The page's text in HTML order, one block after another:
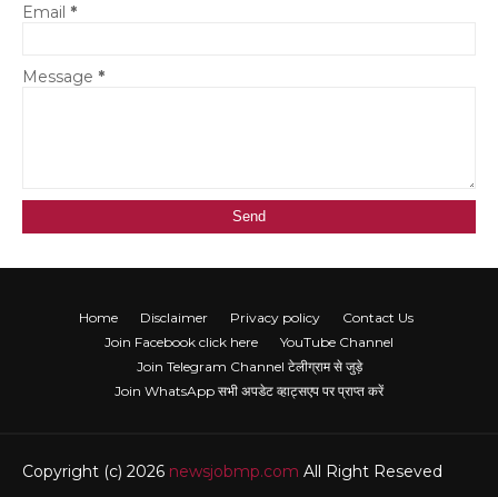
Email *
Message *
Home Disclaimer Privacy policy
Contact Us
Join Facebook click here
YouTube Channel
Join Telegram Channel टेलीग्राम से जुड़े
Join WhatsApp सभी अपडेट व्हाट्सएप पर प्राप्त करें
Copyright (c) 2026 newsjobmp.com All Right Reseved